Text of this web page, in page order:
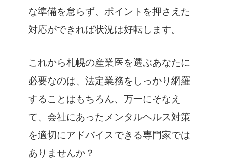
な準備を怠らず、ポイントを押さえた
対応ができれば状況は好転します。
これから札幌の産業医を選ぶあなたに
必要なのは、法定業務をしっかり網羅
することはもちろん、万一にそなえ
て、会社にあったメンタルヘルス対策
を適切にアドバイスできる専門家では
ありませんか？